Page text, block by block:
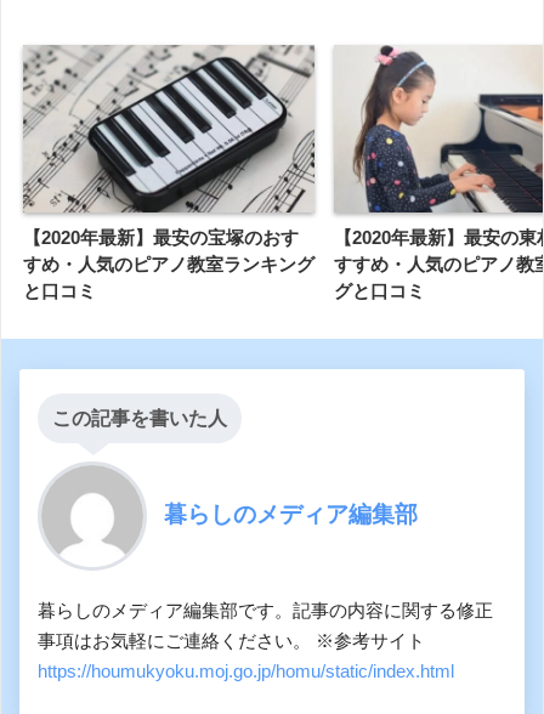
【2020年最新】最安の宝塚のおす
すめ・人気のピアノ教室ランキング
と口コミ
【2020年最新】最安の
すすめ・人気のピアノ教
グと口コミ
この記事を書いた人
暮らしのメディア編集部
暮らしのメディア編集部です。記事の内容に関する修正
事項はお気軽にご連絡ください。 ※参考サイト
https://houmukyoku.moj.go.jp/homu/static/index.html